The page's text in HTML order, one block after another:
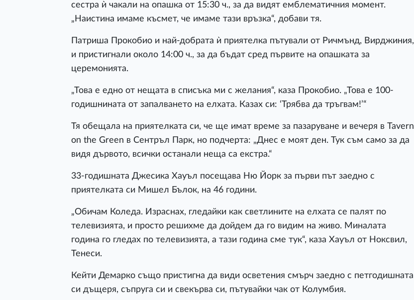
сестра ѝ чакали на опашка от 15:30 ч., за да видят емблематичния момент.
„Наистина имаме късмет, че имаме тази връзка“, добави тя.
Патриша Прокобио и най-добрата ѝ приятелка пътували от Ричмънд, Вирджиния,
и пристигнали около 14:00 ч., за да бъдат сред първите на опашката за
церемонията.
„Това е едно от нещата в списъка ми с желания“, каза Прокобио. „Това е 100-
годишнината от запалването на елхата. Казах си: ‘Трябва да тръгвам!’“
Тя обещала на приятелката си, че ще имат време за пазаруване и вечеря в Tavern
on the Green в Сентръл Парк, но подчерта: „Днес е моят ден. Тук съм само за да
видя дървото, всички останали неща са екстра.“
33-годишната Джесика Хауъл посещава Ню Йорк за първи път заедно с
приятелката си Мишел Бълок, на 46 години.
„Обичам Коледа. Израснах, гледайки как светлините на елхата се палят по
телевизията, и просто решихме да дойдем да го видим на живо. Миналата
година го гледах по телевизията, а тази година сме тук“, каза Хауъл от Ноксвил,
Тенеси.
Кейти Демарко също пристигна да види осветения смърч заедно с петгодишната
си дъщеря, съпруга си и свекърва си, пътувайки чак от Колумбия.